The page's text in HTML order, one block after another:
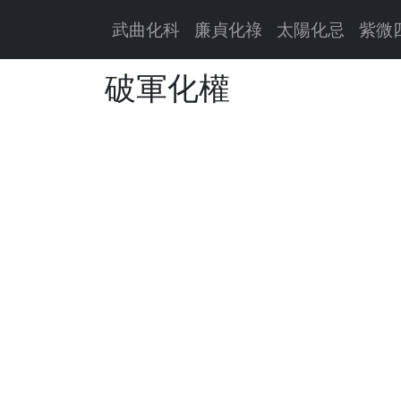
武曲化科 廉貞化祿 太陽化忌 紫微
破軍化權